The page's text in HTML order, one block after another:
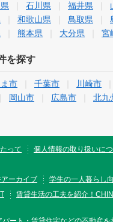
石川県 福井県
和歌山県 鳥取県
熊本県 大分県 宮
を探す
市 千葉市 川崎市
岡山市 広島市 北九
って 個人情報の取り扱いに
ーカイブ
学生の一人暮らし
賃貸生活の工夫を紹介！